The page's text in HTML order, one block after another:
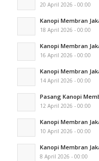
20 April 2026 - 00:00
Kanopi Membran
18 April 2026 - 00:00
Kanopi Membran
16 April 2026 - 00:00
Kanopi Membran
14 April 2026 - 00:00
Pasang Kanopi
12 April 2026 - 00:00
Kanopi Membran
10 April 2026 - 00:00
Kanopi Membran
8 April 2026 - 00:00